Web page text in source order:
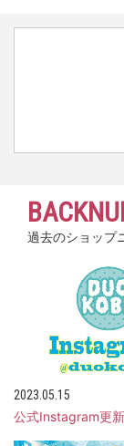
過去のショップ
2023.05.15
公式Instagram更新